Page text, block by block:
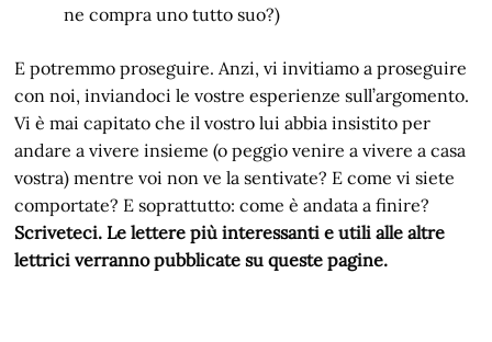
ne compra uno tutto suo?)
E potremmo proseguire. Anzi, vi invitiamo a proseguire
con noi, inviandoci le vostre esperienze sull’argomento.
Vi è mai capitato che il vostro lui abbia insistito per
andare a vivere insieme (o peggio venire a vivere a casa
vostra) mentre voi non ve la sentivate? E come vi siete
comportate? E soprattutto: come è andata a finire?
Scriveteci. Le lettere più interessanti e utili alle altre
lettrici verranno pubblicate su queste pagine.